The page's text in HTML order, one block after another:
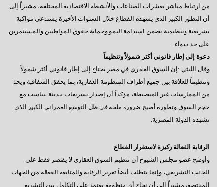
من ارتباط مباشر بعشرات الصناعات والأنشطة الاقتصادية المختلفة، مشيراً إلى
أن التطور الكبير الذي يشهده القطاع خلال السنوات الأخيرة يستدعي مواكبة
تشريعية وتنظيمية تضمن استدامة النمو وحماية حقوق المواطنين والمستثمرين
على حد سواء.
دعوة إلى إطار قانوني أكثر شمولاً وتنظيماً
وقال الليثي :إن السوق العقاري في مصر يحتاج إلى إطار قانوني أكثر شمولاً
وتنظيماً للعلاقة بين جميع أطراف المنظومة العقارية، بما يحقق الشفافية ويحد
من الممارسات غير المنضبطة، مؤكداً أن إصدار تشريعات حديثة تتناسب مع
حجم السوق وتطوره أصبح ضرورة ملحة في ظل التوسع العمراني الكبير الذي
تشهده الدولة المصرية.
الرقابة الفعالة ركيزة لاستقرار القطاع
وأوضح عضو مجلس الشيوخ أن تنظيم السوق العقاري لا يقتصر فقط على
الجانب التشريعي، وإنما يتطلب أيضاً تعزيز الرقابة والمتابعة الفعالة من الجهات
المختصة، مشيراً إلى أن نجاح أي منظومة يعتمد على التكامل بين التشريع